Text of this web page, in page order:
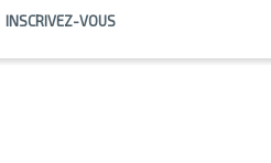
INSCRIVEZ-VOUS